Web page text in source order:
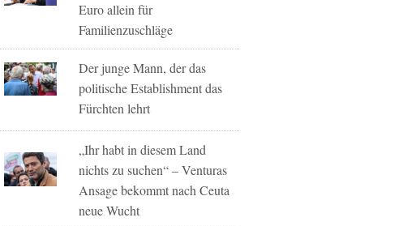
Euro allein für
Familienzuschläge
Der junge Mann, der das
politische Establishment das
Fürchten lehrt
„Ihr habt in diesem Land
nichts zu suchen“ – Venturas
Ansage bekommt nach Ceuta
neue Wucht